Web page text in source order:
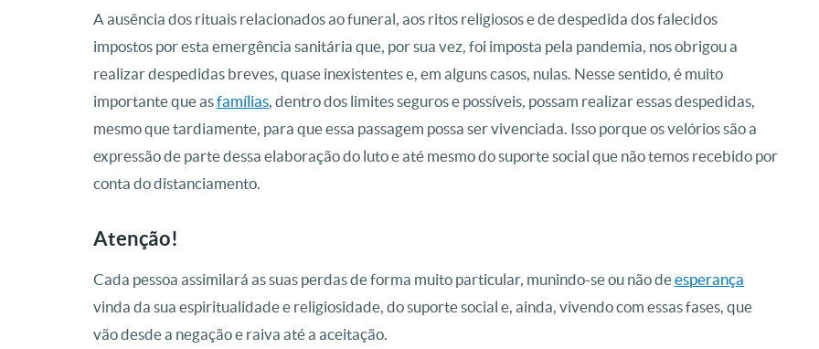
A ausência dos rituais relacionados ao funeral, aos ritos religiosos e de despedida dos falecidos
impostos por esta emergência sanitária que, por sua vez, foi imposta pela pandemia, nos obrigou a
realizar despedidas breves, quase inexistentes e, em alguns casos, nulas. Nesse sentido, é muito
importante que asfamílias, dentro dos limites seguros e possíveis, possam realizar essas despedidas,
mesmo que tardiamente, para que essa passagem possa ser vivenciada. Isso porque os velórios são a
expressão de parte dessa elaboração do luto e até mesmo do suporte social que não temos recebido por
conta do distanciamento.
Atenção!
Cada pessoa assimilará as suas perdas de forma muito particular, munindo-se ou não deesperança
vinda da sua espiritualidade e religiosidade, do suporte social e, ainda, vivendo com essas fases, que
vão desde a negação e raiva até a aceitação.